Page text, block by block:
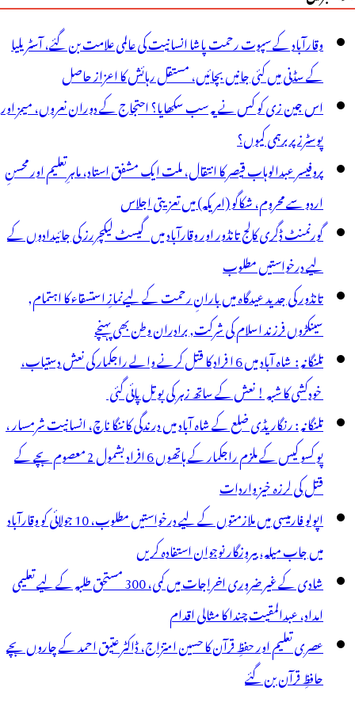
وقارآباد کے سپوت رحمت پاشا انسانیت کی عالمی علامت بن گئے، آسٹریلیا
کے سڈنی میں کئی جانیں بچائیں، مستقل رہائش کا اعزاز حاصل
اس جین زی کو کس نے یہ سب سکھایا؟ احتجاج کے دوران نعروں، میمز اور
پوسٹرز پر برہمی کیوں؟
پروفیسر عبدالوہاب قیصر کا انتقال، ملت ایک مشفق استاد، ماہرِتعلیم اور محسنِ
اردو سے محروم، شکاگو (امریکہ) میں تعزیتی اجلاس
گورنمنٹ ڈگری کالج تانڈور اور وقارآباد میں گیسٹ لیکچررز کی جائیدادوں کے
لیے درخواستیں مطلوب
تانڈور کی جدید عیدگاہ میں بارانِ رحمت کے لیےنمازِ استسقاء کا اہتمام,
سینکڑوں فرزند اسلام کی شرکت, برادران وطن بھی پہنچے
تلنگانہ : شاہ آباد میں 6 ا فراد کا قتل کرنے والے راجکمار کی نعش دستیاب،
خودکشی کا شبہ ! نعش کے ساتھ زہر کی بوتل پائی گئی
تلنگانہ : رنگاریڈی ضلع کے شاہ آباد میں درندگی کا ننگا ناچ، انسانیت شرمسار ،
پو کسو کیس کے ملزم راجکمار کے ہاتھوں 6 افراد بشمول 2 معصوم بچے کے
قتل کی لرزہ خیز واردات
اپولو فارمیسی میں ملازمتوں کے لیے درخواستیں مطلوب، 10 جولائی کو وقارآباد
میں جاب میلہ، بیروزگار نوجوان استفادہ کریں
شادی کے غیر ضروری اخراجات میں کمی، 300 مستحق طلبہ کے لیے تعلیمی
امداد، عبدالمقیت چندا کا مثالی اقدام
عصری تعلیم اور حفظِ قرآن کا حسین امتزاج، ڈاکٹر عتیق احمد کے چاروں بچے
حافظِ قرآن بن گئے